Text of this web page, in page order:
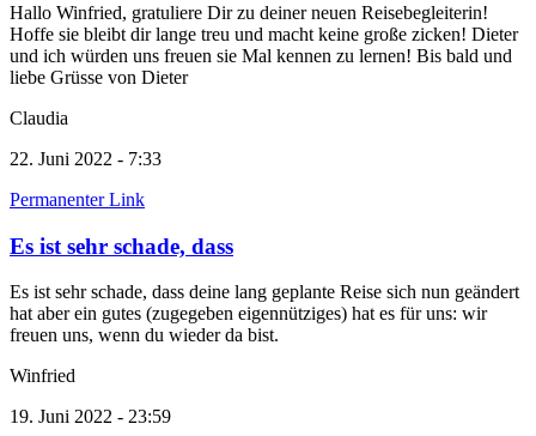
Hallo Winfried, gratuliere Dir zu deiner neuen Reisebegleiterin!
Hoffe sie bleibt dir lange treu und macht keine große zicken! Dieter
und ich würden uns freuen sie Mal kennen zu lernen! Bis bald und
liebe Grüsse von Dieter
Claudia
22. Juni 2022 - 7:33
Permanenter Link
Es ist sehr schade, dass
Es ist sehr schade, dass deine lang geplante Reise sich nun geändert
hat aber ein gutes (zugegeben eigennütziges) hat es für uns: wir
freuen uns, wenn du wieder da bist.
Winfried
19. Juni 2022 - 23:59